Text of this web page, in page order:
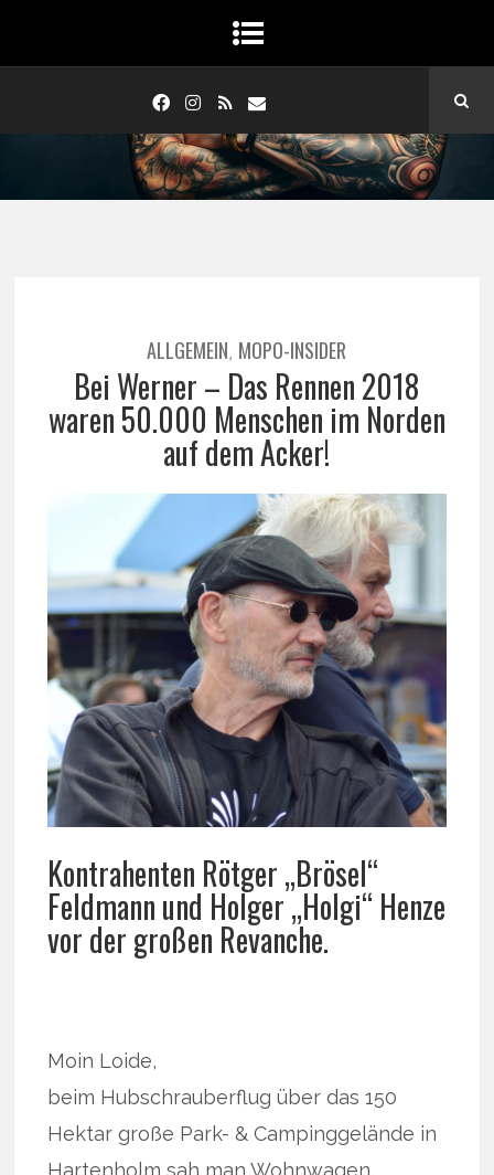
ALLGEMEIN, MOPO-INSIDER
Bei Werner – Das Rennen 2018
waren 50.000 Menschen im Norden
auf dem Acker!
Kontrahenten Rötger „Brösel“
Feldmann und Holger „Holgi“ Henze
vor der großen Revanche.
Moin Loide,
beim Hubschrauberflug über das 150
Hektar große Park- & Campinggelände in
Hartenholm sah man Wohnwagen,